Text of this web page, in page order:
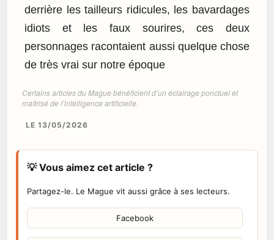
derrière les tailleurs ridicules, les bavardages
idiots et les faux sourires, ces deux
personnages racontaient aussi quelque chose
de très vrai sur notre époque
Certains articles du Mague bénéficient d’un éclairage ponctuel et
maîtrisé de l’intelligence artificielle.
LE 13/05/2026
💡 Vous aimez cet article ?
Partagez-le. Le Mague vit aussi grâce à ses lecteurs.
Facebook